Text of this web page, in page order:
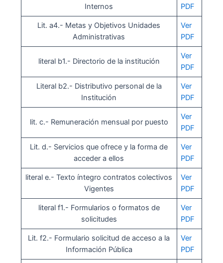
Internos
PDF
Lit. a4.- Metas y Objetivos Unidades
Administrativas
Ver
PDF
literal b1.- Directorio de la institución
Ver
PDF
Literal b2.- Distributivo personal de la
Institución
Ver
PDF
lit. c.- Remuneración mensual por puesto
Ver
PDF
Lit. d.- Servicios que ofrece y la forma de
acceder a ellos
Ver
PDF
literal e.- Texto íntegro contratos colectivos
Vigentes
Ver
PDF
literal f1.- Formularios o formatos de
solicitudes
Ver
PDF
Lit. f2.- Formulario solicitud de acceso a la
Información Pública
Ver
PDF